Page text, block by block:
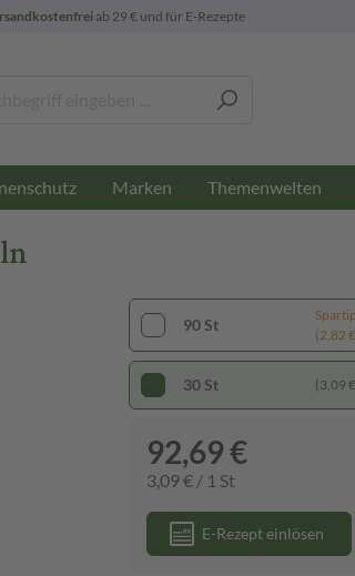
ab 29 € und für E-Rezepte
Marken Themenwelten
90 St
(2,82
30 St (3,09
92,69 €
3,09 € / 1 St
E-Rezept einlösen